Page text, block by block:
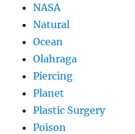
NASA
Natural
Ocean
Olahraga
Piercing
Planet
Plastic Surgery
Poison